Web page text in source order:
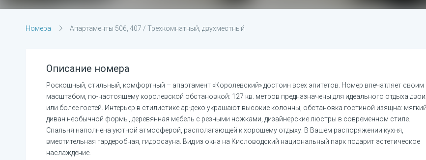
Номера Апартаменты 506, 407 / Трехкомнатный, двухместный
Описание номера
Роскошный, стильный, комфортный – апартамент «Королевский» достоин всех эпитетов. Номер впечатляет своим
масштабом, по-настоящему королевской обстановкой: 127 кв. метров предназначены для идеального отдыха
или более гостей. Интерьер в стилистике ар-деко украшают высокие колонны, обстановка гостиной изящна: мягкий
диван необычной формы, деревянная мебель с резными ножками, дизайнерские люстры в современном стиле.
Спальня наполнена уютной атмосферой, располагающей к хорошему отдыху. В Вашем распоряжении кухня,
вместительная гардеробная, гидросауна. Вид из окна на Кисловодский национальный парк подарит эстетическое
наслаждение.